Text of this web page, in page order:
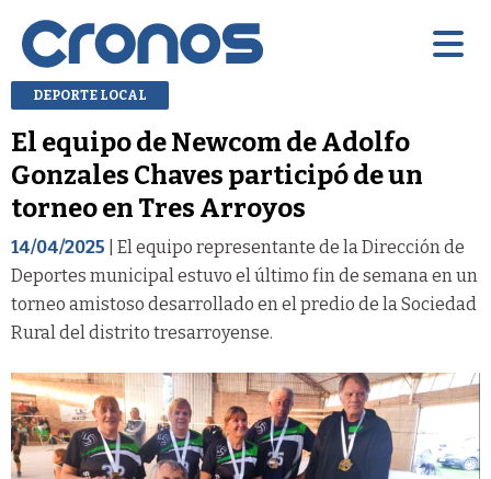
DEPORTE LOCAL
El equipo de Newcom de Adolfo
Gonzales Chaves participó de un
torneo en Tres Arroyos
14/04/2025 | El equipo representante de la Dirección de
Deportes municipal estuvo el último fin de semana en un
torneo amistoso desarrollado en el predio de la Sociedad
Rural del distrito tresarroyense.